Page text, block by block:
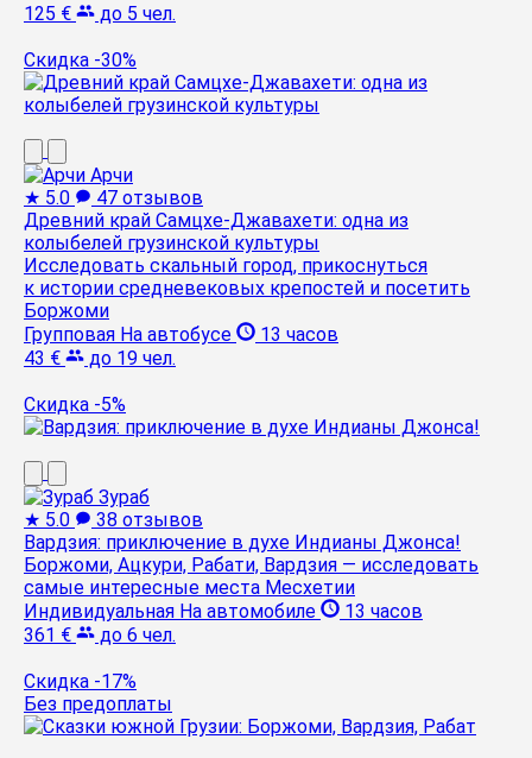
125 €
до 5 чел.
Скидка -30%
Арчи
★ 5.0
47 отзывов
Древний край Самцхе-Джавахети: одна из
колыбелей грузинской культуры
Исследовать скальный город, прикоснуться
к истории средневековых крепостей и посетить
Боржоми
Групповая На автобусе
13 часов
43 €
до 19 чел.
Скидка -5%
Зураб
★ 5.0
38 отзывов
Вардзия: приключение в духе Индианы Джонса!
Боржоми, Ацкури, Рабати, Вардзия — исследовать
самые интересные места Месхетии
Индивидуальная На автомобиле
13 часов
361 €
до 6 чел.
Скидка -17%
Без предоплаты